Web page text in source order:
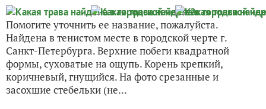
Помогите уточнить ее название, пожалуйста.
Найдена в тенистом месте в городской черте г.
Санкт-Петербурга. Верхние побеги квадратной
формы, суховатые на ощупь. Корень крепкий,
коричневый, гнущийся. На фото срезанные и
засохшие стебельки (не...